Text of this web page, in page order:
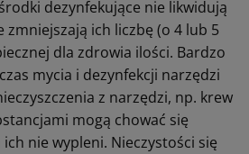
dezynfekujące nie likwidują
zmniejszają ich liczbę (o 4 lub 5
dla zdrowia ilości. Bardzo
mycia i dezynfekcji narzędzi
z narzędzi, np. krew
mogą chować się
nie wypleni. Nieczystości się